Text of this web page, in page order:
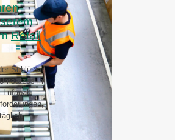
Retail
Schlüssel
im
Lufapak